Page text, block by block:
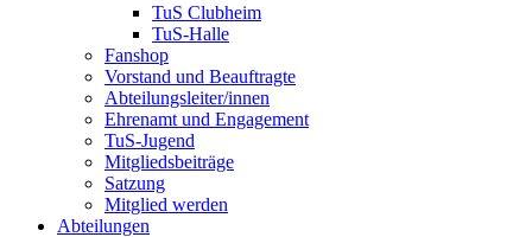
TuS Clubheim
TuS-Halle
Fanshop
Vorstand und Beauftragte
Abteilungsleiter/innen
Ehrenamt und Engagement
TuS-Jugend
Mitgliedsbeiträge
Satzung
Mitglied werden
Abteilungen